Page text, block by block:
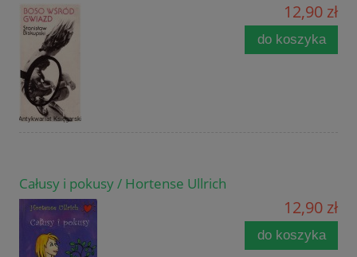
12,90 zł
do koszyka
Całusy i pokusy / Hortense Ullrich
12,90 zł
do koszyka